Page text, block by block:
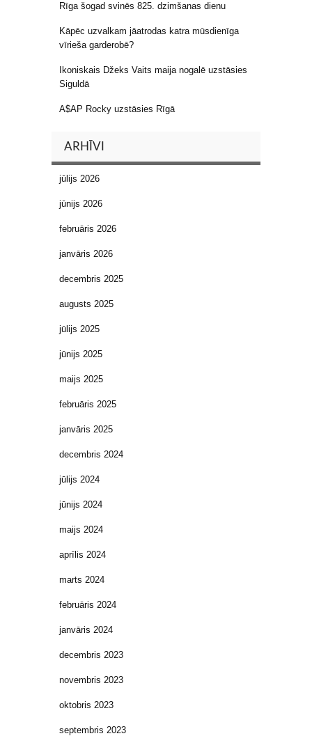
Rīga šogad svinēs 825. dzimšanas dienu
Kāpēc uzvalkam jāatrodas katra mūsdienīga
vīrieša garderobē?
Ikoniskais Džeks Vaits maija nogalē uzstāsies
Siguldā
A$AP Rocky uzstāsies Rīgā
ARHĪVI
jūlijs 2026
jūnijs 2026
februāris 2026
janvāris 2026
decembris 2025
augusts 2025
jūlijs 2025
jūnijs 2025
maijs 2025
februāris 2025
janvāris 2025
decembris 2024
jūlijs 2024
jūnijs 2024
maijs 2024
aprīlis 2024
marts 2024
februāris 2024
janvāris 2024
decembris 2023
novembris 2023
oktobris 2023
septembris 2023